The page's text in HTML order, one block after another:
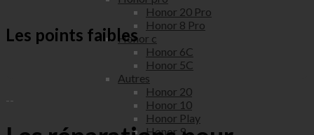
Honor 20 Pro
Honor 8 Pro
Honor c
Honor 6C
Honor 5C
Autres
Honor 20
Honor 10
Honor Play
Honor 9
Les points faibles
--